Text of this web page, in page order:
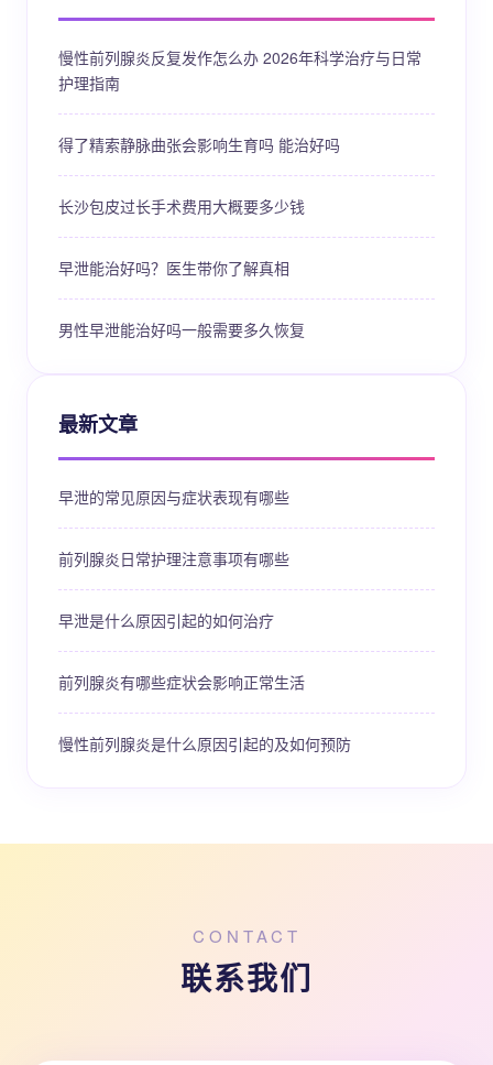
慢性前列腺炎反复发作怎么办 2026年科学治疗与日常
护理指南
得了精索静脉曲张会影响生育吗 能治好吗
长沙包皮过长手术费用大概要多少钱
早泄能治好吗？医生带你了解真相
男性早泄能治好吗一般需要多久恢复
最新文章
早泄的常见原因与症状表现有哪些
前列腺炎日常护理注意事项有哪些
早泄是什么原因引起的如何治疗
前列腺炎有哪些症状会影响正常生活
慢性前列腺炎是什么原因引起的及如何预防
CONTACT
联系我们